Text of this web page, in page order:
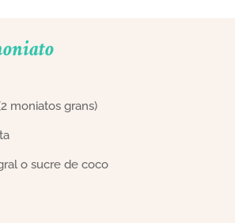
moniatos grans)
o sucre de coco